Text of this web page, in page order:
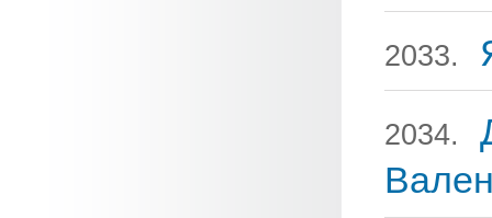
2033.
2034.